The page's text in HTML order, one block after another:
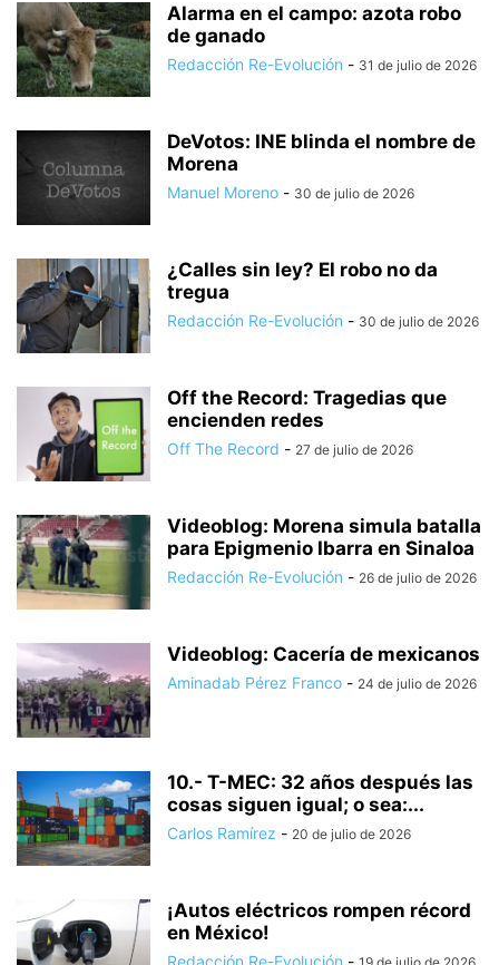
Alarma en el campo: azota robo
de ganado
Redacción Re-Evolución - 31 de julio de 2026
DeVotos: INE blinda el nombre de
Morena
Manuel Moreno - 30 de julio de 2026
¿Calles sin ley? El robo no da
tregua
Redacción Re-Evolución - 30 de julio de 2026
Off the Record: Tragedias que
encienden redes
Off The Record - 27 de julio de 2026
Videoblog: Morena simula batalla
para Epigmenio Ibarra en Sinaloa
Redacción Re-Evolución - 26 de julio de 2026
Videoblog: Cacería de mexicanos
Aminadab Pérez Franco - 24 de julio de 2026
10.- T-MEC: 32 años después las
cosas siguen igual; o sea:...
Carlos Ramírez - 20 de julio de 2026
¡Autos eléctricos rompen récord
en México!
Redacción Re-Evolución -